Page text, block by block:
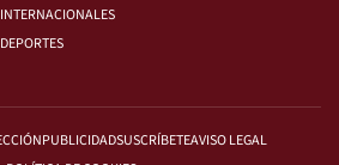
INTERNACIONALES
DEPORTES
PUBLICIDADSUSCRÍBETEAVISO LEGAL